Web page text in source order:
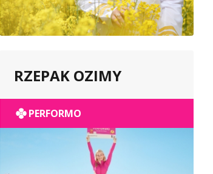
RZEPAK OZIMY
PERFORMO